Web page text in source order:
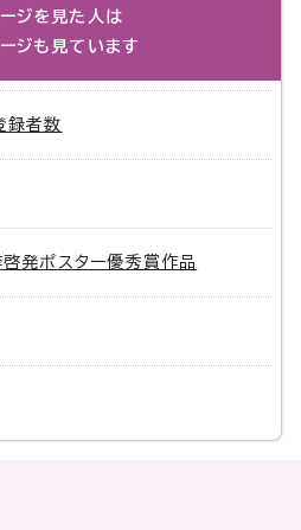
ジを見た人は
ジも見ています
録者数
発ポスター優秀賞作品